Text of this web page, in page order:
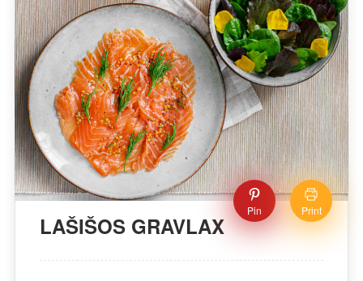
Pin Print
LAŠIŠOS GRAVLAX